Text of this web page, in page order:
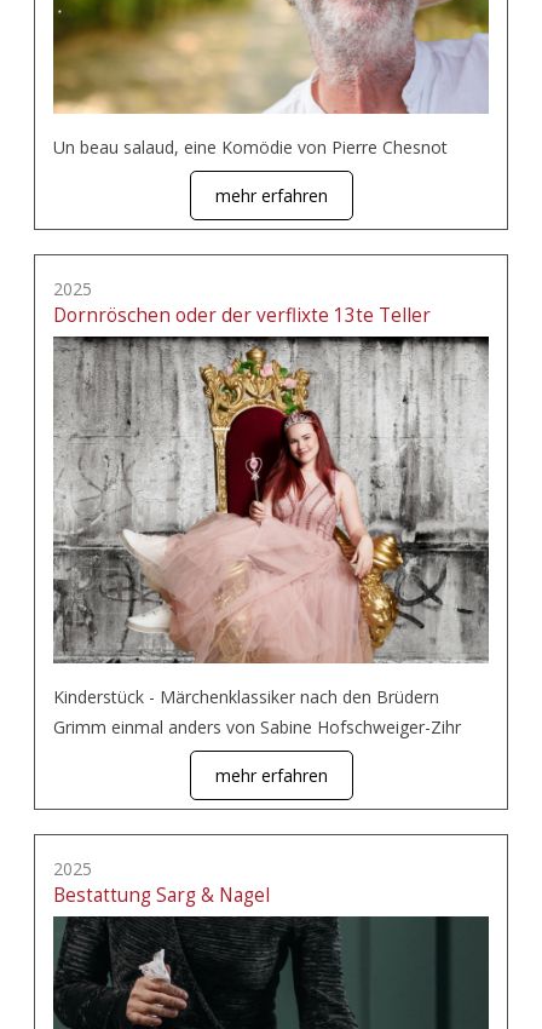
Un beau salaud, eine Komödie von Pierre Chesnot
mehr erfahren
2025
Dornröschen oder der verflixte 13te Teller
Kinderstück - Märchenklassiker nach den Brüdern
Grimm einmal anders von Sabine Hofschweiger-Zihr
mehr erfahren
2025
Bestattung Sarg & Nagel